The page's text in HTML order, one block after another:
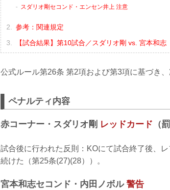
スダリオ剛セコンド・エンセン井上 注意
参考：関連規定
【試合結果】第10試合／スダリオ剛 vs. 宮本和志
公式ルール第26条 第2項および第3項に基づき
ペナルティ内容
赤コーナー・スダリオ剛 レッドカード （
試合後に行われた反則：KOにて試合終了後、
続けた（第25条(27)(28））。
宮本和志セコンド・内田ノボル 警告